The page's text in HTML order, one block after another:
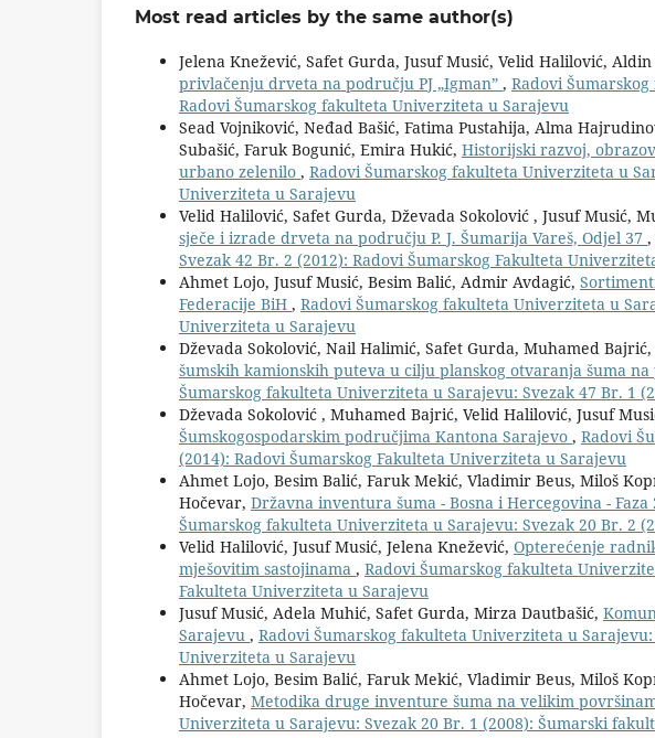
Most read articles by the same author(s)
Jelena Knežević, Safet Gurda, Jusuf Musić, Velid Halilović,
privlačenju drveta na području PJ „Igmanˮ , Radovi
Radovi Šumarskog fakulteta Univerziteta u Sarajevu
Sead Vojniković, Neđad Bašić, Fatima Pustahija, Alma
Subašić, Faruk Bogunić, Emira Hukić, Historijski razvoj,
urbano zelenilo , Radovi Šumarskog fakulteta Univerziteta u
Univerziteta u Sarajevu
Velid Halilović, Safet Gurda, Dževada Sokolović , Jusuf Musić,
sječe i izrade drveta na području P. J. Šumarija Vareš, Odjel 37 ,
Svezak 42 Br. 2 (2012): Radovi Šumarskog Fakulteta
Ahmet Lojo, Jusuf Musić, Besim Balić, Admir Avdagić,
Federacije BiH , Radovi Šumarskog fakulteta Univerziteta u
Univerziteta u Sarajevu
Dževada Sokolović, Nail Halimić, Safet Gurda, Muhamed
šumskih kamionskih puteva u cilju planskog otvaranja šuma na
Šumarskog fakulteta Univerziteta u Sarajevu: Svezak 47 Br. 1
Dževada Sokolović , Muhamed Bajrić, Velid Halilović, Jusuf
Šumskogospodarskim područjima Kantona Sarajevo , Radovi
(2014): Radovi Šumarskog Fakulteta Univerziteta u Sarajevu
Ahmet Lojo, Besim Balić, Faruk Mekić, Vladimir Beus, Miloš
Hočevar, Državna inventura šuma - Bosna i Hercegovina -
Šumarskog fakulteta Univerziteta u Sarajevu: Svezak 20 Br. 2
Velid Halilović, Jusuf Musić, Jelena Knežević, Opterećenje
mješovitim sastojinama , Radovi Šumarskog fakulteta
Fakulteta Univerziteta u Sarajevu
Jusuf Musić, Adela Muhić, Safet Gurda, Mirza Dautbašić,
Sarajevu , Radovi Šumarskog fakulteta Univerziteta u
Univerziteta u Sarajevu
Ahmet Lojo, Besim Balić, Faruk Mekić, Vladimir Beus, Miloš
Hočevar, Metodika druge inventure šuma na velikim
Univerziteta u Sarajevu: Svezak 20 Br. 1 (2008): Šumarski